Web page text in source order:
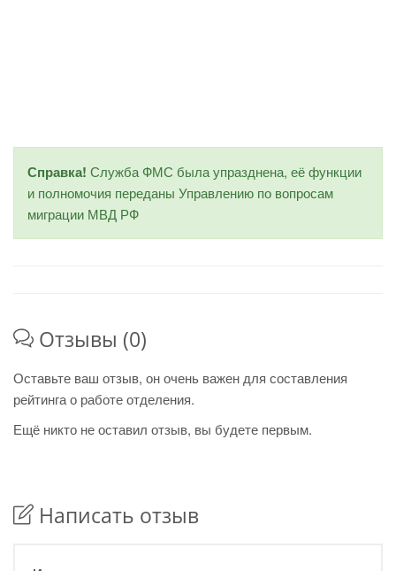
Справка! Служба ФМС была упразднена, её функции
и полномочия переданы Управлению по вопросам
миграции МВД РФ
Отзывы (0)
Оставьте ваш отзыв, он очень важен для составления
рейтинга о работе отделения.
Ещё никто не оставил отзыв, вы будете первым.
Написать отзыв